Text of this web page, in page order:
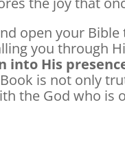
open your
you through
His
is not only
the God who is